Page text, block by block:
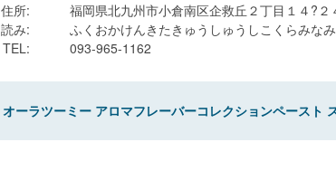
住所:
福岡県北九州市小倉南区企救丘２丁目１４?２
読み:
ふくおかけんきたきゅうしゅうしこくらみな
TEL: 093-965-1162
オーラツーミー アロマフレーバーコレクションペースト